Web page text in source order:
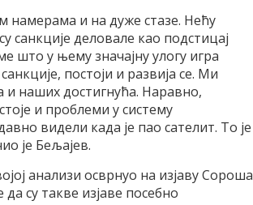
намерама и на дуже стазе. Нећу
санкције деловале као подстицај
што у њему значајну улогу игра
постоји и развија се. Ми
наших достигнућа. Наравно,
и проблеми у систему
видели када је пао сателит. То је
је Бељајев.
анализи осврнуо на изјаву Сороша
су такве изјаве посебно